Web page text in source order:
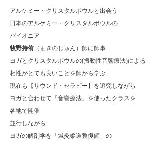
アルケミー・クリスタルボウルと出会う
日本のアルケミー・クリスタルボウルの
パイオニア
牧野持侑 （まきのじゅん）師に師事
ヨガとクリスタルボウルの(振動性音響療法)による
相性がとても良いことを師から学ぶ
現在も【サウンド・セラピー】を追究しながら
ヨガと合わせて「音響療法」を使ったクラスを
各地で開催
並行しながら
ヨガの解剖学を「鍼灸柔道整復師」の